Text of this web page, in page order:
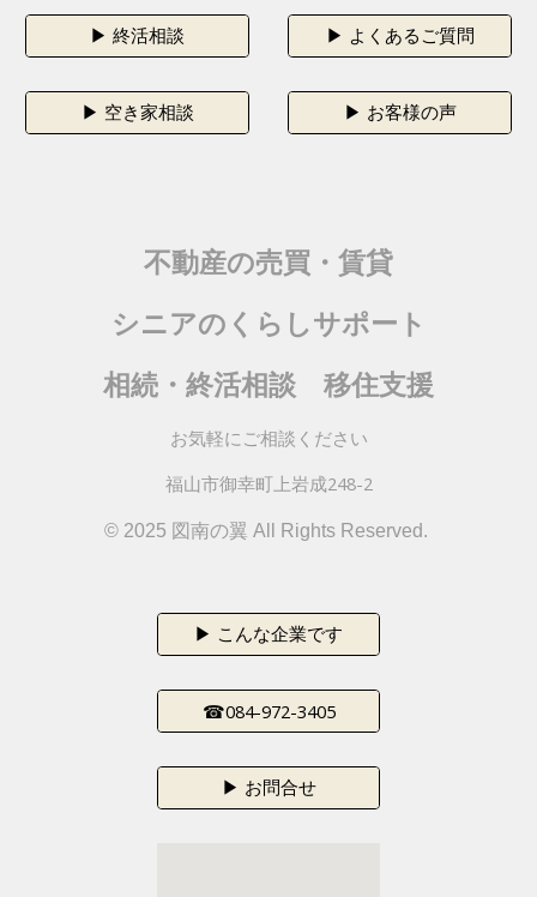
▶ 終活相談
▶ 空き家相談
▶ よくあるご質問
▶ お客様の声
不動産の売買・賃貸
シニアの くらしサポート
相続・終活相談 移住支援
お気軽にご相談ください
福山市御幸町上岩成248-2
© 2025 図南の翼 All Rights Reserved.
▶ こんな企業です
☎084-972-3405
▶ お問合せ